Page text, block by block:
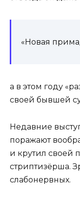
«Новая
а в этом году
своей бывшей
Недавние
поражают
и крутил своей
стриптизёрша.
слабонервных.